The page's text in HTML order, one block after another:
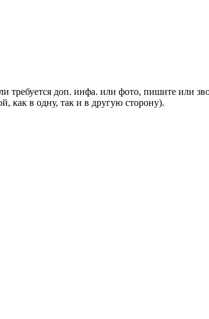
требуется доп. инфа. или фото, пишите или
как в одну, так и в другую сторону).